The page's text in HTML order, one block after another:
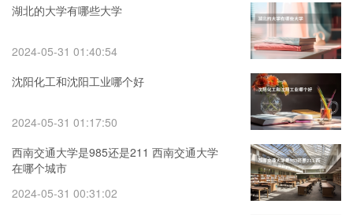
湖北的大学有哪些大学
2024-05-31 01:40:54
沈阳化工和沈阳工业哪个好
2024-05-31 01:17:50
西南交通大学是985还是211 西南交通大学
在哪个城市
2024-05-31 00:31:02